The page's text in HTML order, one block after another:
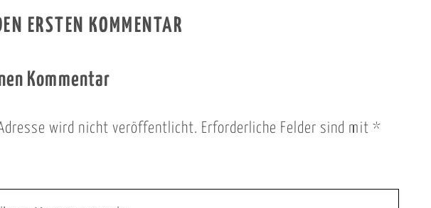
ERSTEN KOMMENTAR
Kommentar
wird nicht veröffentlicht. Erforderliche Felder sind mit *